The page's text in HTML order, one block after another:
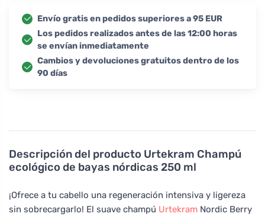
Descripción del producto Urtekram Champú
ecológico de bayas nórdicas 250 ml
¡Ofrece a tu cabello una regeneración intensiva y ligereza
sin sobrecargarlo! El suave champú Urtekram Nordic Berry
Envío gratis en pedidos superiores a 95 EUR
Los pedidos realizados antes de las 12:00 horas
se envían inmediatamente
Cambios y devoluciones gratuitos dentro de los
90 días